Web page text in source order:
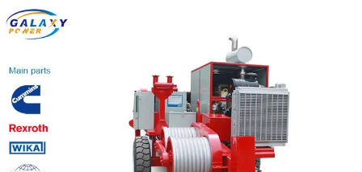
ACCUEIL
PRODUITS
Galaxy
power
industry
limited.
Reserved.